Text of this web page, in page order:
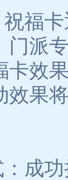
福
门派
卡效
效果
成